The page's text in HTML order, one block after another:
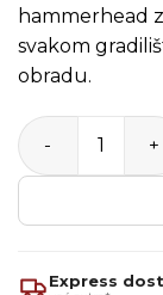
hammerhead
svakom
obradu.
Purdy FLEXI
Express